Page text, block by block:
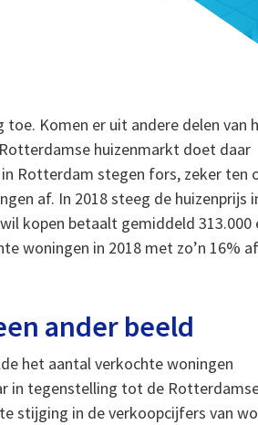
Komen er uit andere delen van
huizenmarkt doet daar
Rotterdam stegen fors, zeker ten
af. In 2018 steeg de huizenprijs
kopen betaalt gemiddeld 313.000
woningen in 2018 met zo’n 16%
ander beeld
het aantal verkochte woningen
in tegenstelling tot de
stijging in de verkoopcijfers van